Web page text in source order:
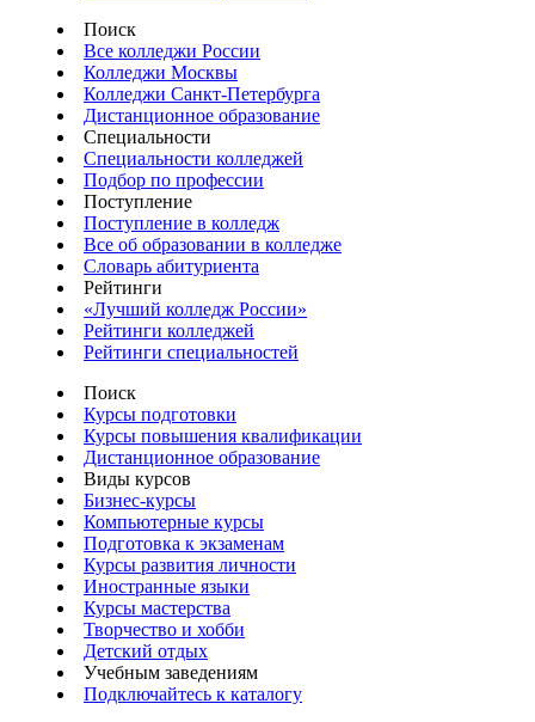
Поиск
Все колледжи России
Колледжи Москвы
Колледжи Санкт-Петербурга
Дистанционное образование
Специальности
Специальности колледжей
Подбор по профессии
Поступление
Поступление в колледж
Все об образовании в колледже
Словарь абитуриента
Рейтинги
«Лучший колледж России»
Рейтинги колледжей
Рейтинги специальностей
Поиск
Курсы подготовки
Курсы повышения квалификации
Дистанционное образование
Виды курсов
Бизнес-курсы
Компьютерные курсы
Подготовка к экзаменам
Курсы развития личности
Иностранные языки
Курсы мастерства
Творчество и хобби
Детский отдых
Учебным заведениям
Подключайтесь к каталогу